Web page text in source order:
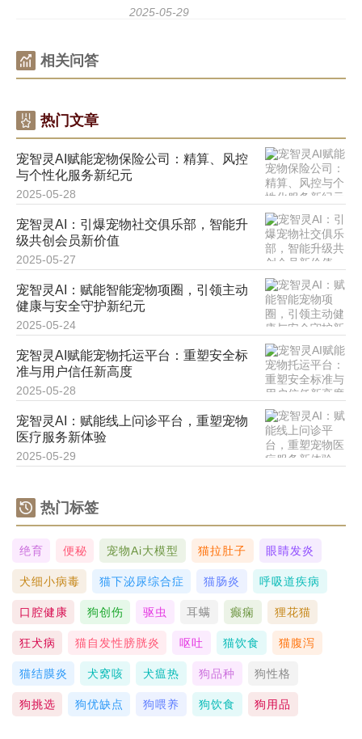
家居产品层出不穷，而智能空调作为家居环
2025-05-29
相关问答
热门文章
宠智灵AI赋能宠物保险公司：精算、风控
与个性化服务新纪元
2025-05-28
宠智灵AI：引爆宠物社交俱乐部，智能升
级共创会员新价值
2025-05-27
宠智灵AI：赋能智能宠物项圈，引领主动
健康与安全守护新纪元
2025-05-24
宠智灵AI赋能宠物托运平台：重塑安全标
准与用户信任新高度
2025-05-28
宠智灵AI：赋能线上问诊平台，重塑宠物
医疗服务新体验
2025-05-29
热门标签
绝育 便秘 宠物ai大模型 猫拉肚子 眼睛发炎
犬细小病毒 猫下泌尿综合症 猫肠炎 呼吸道疾病
口腔健康 狗创伤 驱虫 耳螨 癫痫 狸花猫
狂犬病 猫自发性膀胱炎 呕吐 猫饮食 猫腹泻
猫结膜炎 犬窝咳 犬瘟热 狗品种 狗性格
狗挑选 狗优缺点 狗喂养 狗饮食 狗用品